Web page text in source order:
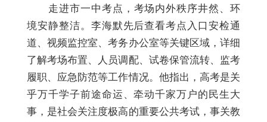
走进市一中考点，考场内外秩序井然、环
境安静整洁。李海默先后查看考点入口安检通
道、视频监控室、考务办公室等关键区域，详细
了解考场布置、人员调配、试卷保管流转、监考
履职、应急防范等工作情况。他指出，高考是关
乎万千学子前途命运、牵动千家万户的民生大
事，是社会关注度极高的重要公共考试，事关教